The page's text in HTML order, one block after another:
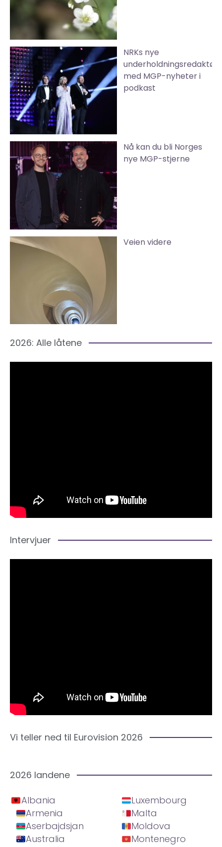
NRKs nye
underholdningsredaktør
med MGP-nyheter i
podkast
Nå kan du bli Norges
nye MGP-stjerne
Veien videre
2026: Alle låtene
Intervjuer
Vi teller ned til Eurovision 2026
2026 landene
Albania
Armenia
Aserbajdsjan
Australia
Luxembourg
Malta
Moldova
Montenegro